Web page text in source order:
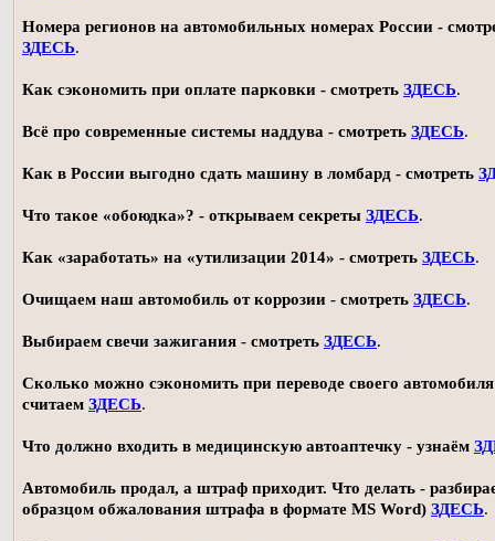
Номера регионов на автомобильных номерах России -
ЗДЕСЬ.
Как сэкономить при оплате парковки - смотреть ЗДЕСЬ.
Всё про современные системы наддува - смотреть ЗДЕСЬ.
Как в России выгодно сдать машину в ломбард - смотреть
Что такое «обоюдка»? - открываем секреты ЗДЕСЬ.
Как «заработать» на «утилизации 2014» - смотреть ЗДЕСЬ.
Очищаем наш автомобиль от коррозии - смотреть ЗДЕСЬ.
Выбираем свечи зажигания - смотреть ЗДЕСЬ.
Сколько можно сэкономить при переводе своего автомобиля
считаем ЗДЕСЬ.
Что должно входить в медицинскую автоаптечку - узнаём
Автомобиль продал, а штраф приходит. Что делать -
образцом обжалования штрафа в формате MS Word) ЗДЕСЬ.